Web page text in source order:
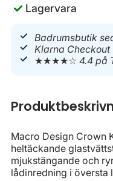
Lagervara
Badrumsbutik
Klarna Checkout
★★★★☆4.4 på
Macro Design Crown
heltäckande
mjukstängande och
lådinredning i översta